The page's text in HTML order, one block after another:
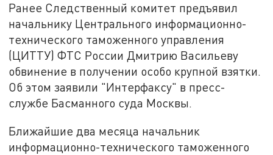
Ранее Следственный комитет предъявил
начальнику Центрального информационно-
технического таможенного управления
(ЦИТТУ) ФТС России Дмитрию Васильеву
обвинение в получении особо крупной взятки.
Об этом заявили "Интерфаксу" в пресс-
службе Басманного суда Москвы.
Ближайшие два месяца начальник
информационно-технического таможенного